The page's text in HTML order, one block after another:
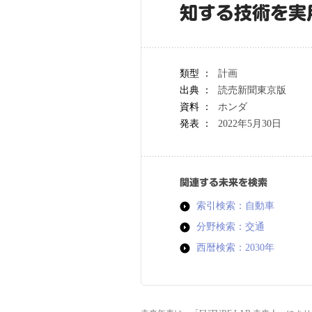
知する技術を実
類型 ：
計画
出典 ：
読売新聞東京版
資料 ：
ホンダ
発表 ：
2022年5月30日
関連する未来を検索
索引検索：自動車
分野検索：交通
西暦検索：2030年